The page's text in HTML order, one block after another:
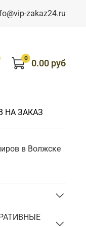
zakaz24.ru
0 0.00 руб
НА ЗАКАЗ
в Волжске